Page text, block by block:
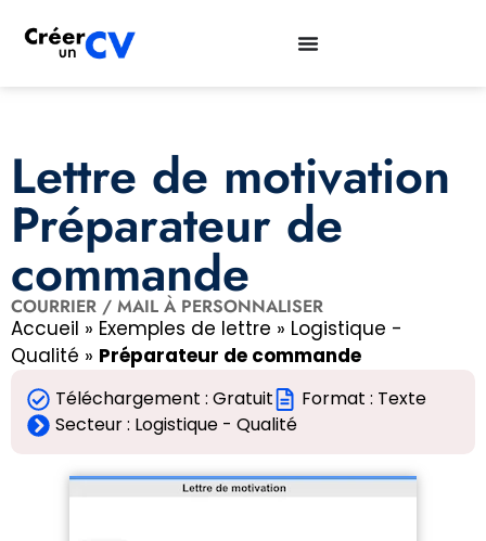
Lettre de motivation
Préparateur de
commande
COURRIER / MAIL À PERSONNALISER
Accueil » Exemples de lettre » Logistique -
Qualité » Préparateur de commande
Téléchargement : Gratuit
Format : Texte
Secteur : Logistique - Qualité